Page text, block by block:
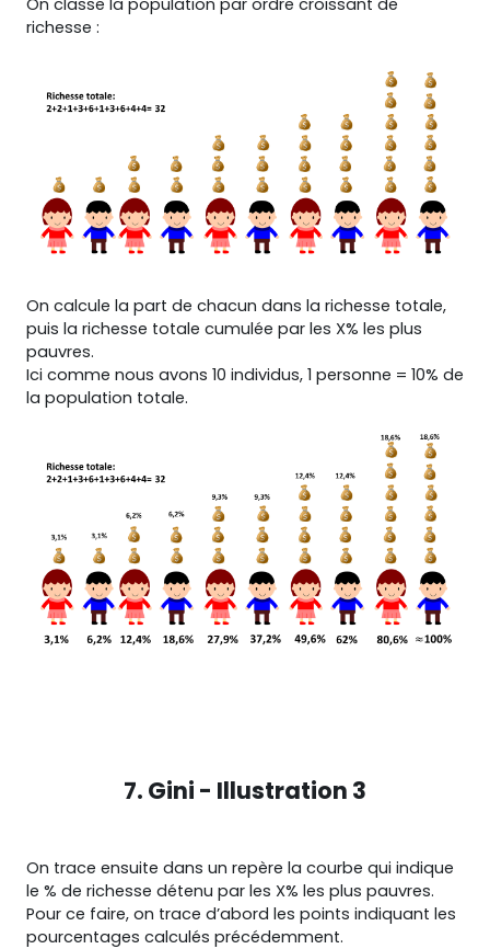
richesse :
On calcule la part de chacun dans la richesse totale,
puis la richesse totale cumulée par les X% les plus
pauvres.
Ici comme nous avons 10 individus, 1 personne = 10% de
la population totale.
7. Gini - Illustration 3
On trace ensuite dans un repère la courbe qui indique
le % de richesse détenu par les X% les plus pauvres.
Pour ce faire, on trace d’abord les points indiquant les
pourcentages calculés précédemment.